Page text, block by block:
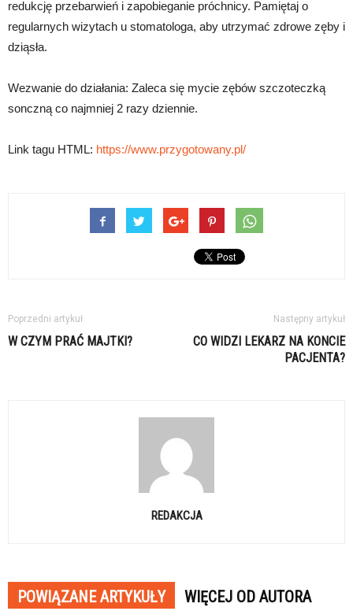
redukcję przebarwień i zapobieganie próchnicy. Pamiętaj o
regularnych wizytach u stomatologa, aby utrzymać zdrowe zęby i
dziąsła.
Wezwanie do działania: Zaleca się mycie zębów szczoteczką
sonczną co najmniej 2 razy dziennie.
Link tagu HTML: https://www.przygotowany.pl/
Poprzedni artykuł
W CZYM PRAĆ MAJTKI?
Następny artykuł
CO WIDZI LEKARZ NA KONCIE
PACJENTA?
REDAKCJA
POWIĄZANE ARTYKUŁY WIĘCEJ OD AUTORA